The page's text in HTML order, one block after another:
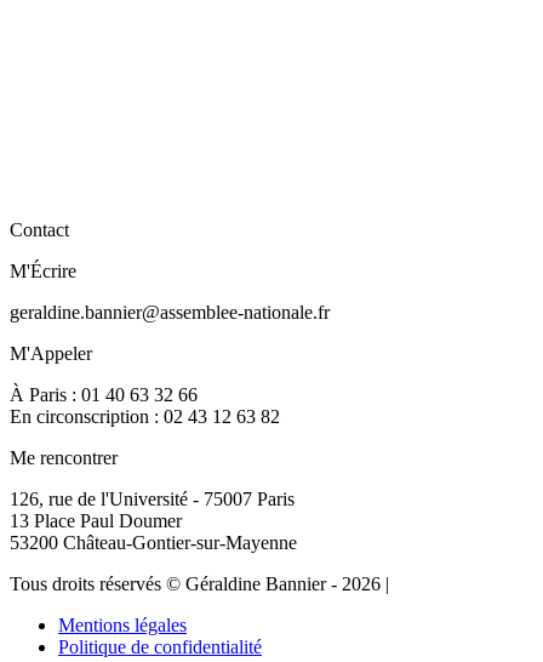
Contact
M'Écrire
geraldine.bannier@assemblee-nationale.fr
M'Appeler
À Paris : 01 40 63 32 66
En circonscription : 02 43 12 63 82
Me rencontrer
126, rue de l'Université - 75007 Paris
13 Place Paul Doumer
53200 Château-Gontier-sur-Mayenne
Tous droits réservés © Géraldine Bannier - 2026 |
Mentions légales
Politique de confidentialité